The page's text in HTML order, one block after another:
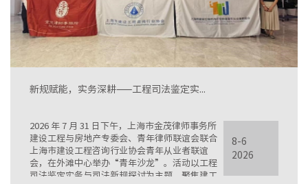
新规赋能，实务深耕——工程司法鉴定实...
2026 年 7 月 31 日下午，上海市金茂律师事务所
建设工程与房地产专委会、青年律师联谊会联合
上海市建设工程咨询行业协会青年从业者联谊
会，在外滩中心举办“青年沙龙”。活动以工程
司法鉴定实务与司法新规探讨为主题，聚焦建工
8-6
2026